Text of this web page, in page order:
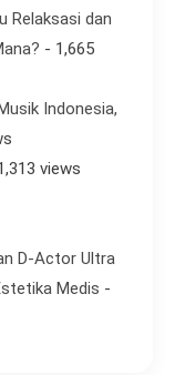
Relaksasi dan
- 1,665
Indonesia,
views
D-Actor Ultra
Medis -